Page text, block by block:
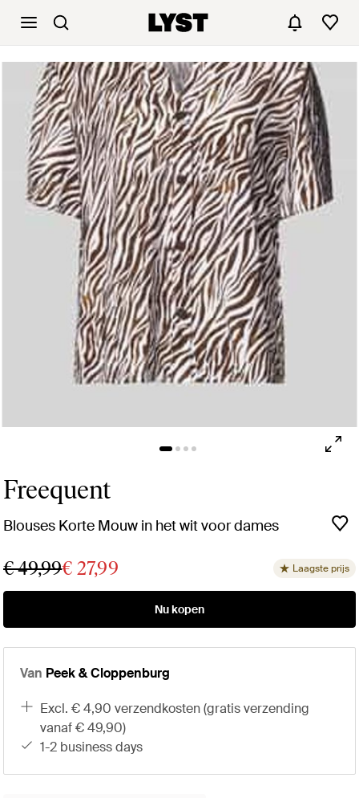
Freequent
Blouses Korte Mouw in het wit voor dames
€ 49,99€ 27,99 Laagste prijs
Nu kopen
Van Peek & Cloppenburg
excl. € 4,90 verzendkosten (gratis verzending
vanaf € 49,90)
1-2 business days